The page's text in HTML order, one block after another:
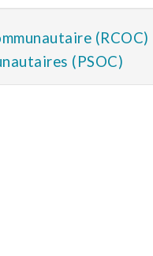
(RCOC)
(PSOC)